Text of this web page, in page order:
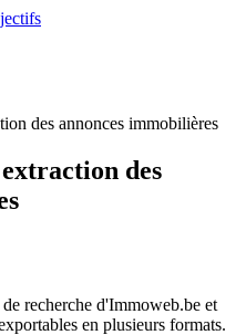
des annonces immobilières
des
recherche d'Immoweb.be et
en plusieurs formats.